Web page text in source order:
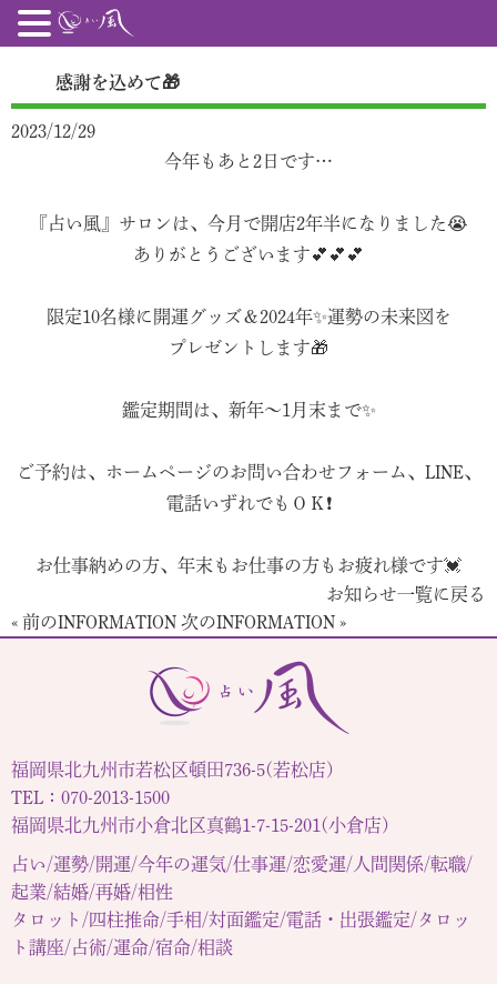
感謝を込めて🎁
2023/12/29
今年もあと2日です…
『占い風』サロンは、今月で開店2年半になりました😭
ありがとうございます💕💕💕
限定10名様に開運グッズ＆2024年✨運勢の未来図を
プレゼントします🎁
鑑定期間は、新年〜1月末まで✨
ご予約は、ホームページのお問い合わせフォーム、LINE、
電話いずれでもＯＫ❗
お仕事納めの方、年末もお仕事の方もお疲れ様です💓
お知らせ一覧に戻る
« 前のINFORMATION 次のINFORMATION »
福岡県北九州市若松区頓田736-5(若松店)
TEL：070-2013-1500
福岡県北九州市小倉北区真鶴1-7-15-201(小倉店)
占い/運勢/開運/今年の運気/仕事運/恋愛運/人間関係/転職/
起業/結婚/再婚/相性
タロット/四柱推命/手相/対面鑑定/電話・出張鑑定/タロッ
ト講座/占術/運命/宿命/相談